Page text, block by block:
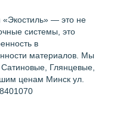
«Экостиль» — это не
системы, это
в
материалов. Мы
Глянцевые,
ценам Минск ул.